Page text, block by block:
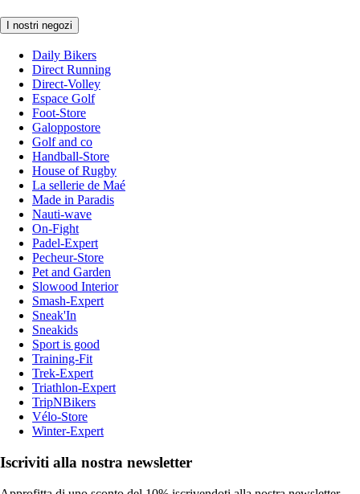
I nostri negozi
Daily Bikers
Direct Running
Direct-Volley
Espace Golf
Foot-Store
Galoppostore
Golf and co
Handball-Store
House of Rugby
La sellerie de Maé
Made in Paradis
Nauti-wave
On-Fight
Padel-Expert
Pecheur-Store
Pet and Garden
Slowood Interior
Smash-Expert
Sneak'In
Sneakids
Sport is good
Training-Fit
Trek-Expert
Triathlon-Expert
TripNBikers
Vélo-Store
Winter-Expert
Iscriviti alla nostra newsletter